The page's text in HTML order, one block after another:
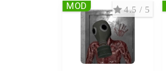
4.5 / 5
MOD